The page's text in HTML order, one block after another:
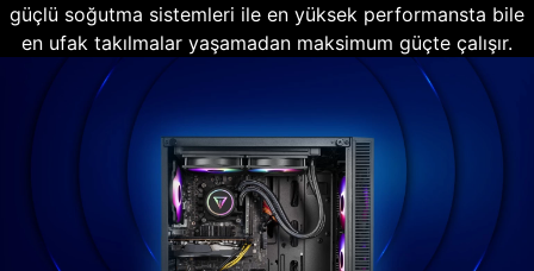
güçlü soğutma sistemleri ile en yüksek performansta bile
en ufak takılmalar yaşamadan maksimum güçte çalışır.